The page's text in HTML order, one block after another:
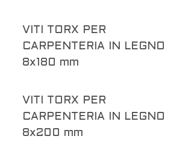
VITI TORX PER
CARPENTERIA IN LEGNO
8x180 mm
VITI TORX PER
CARPENTERIA IN LEGNO
8x200 mm